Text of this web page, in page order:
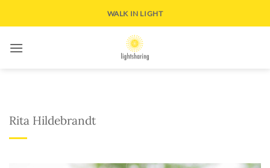
WALK IN LIGHT
Rita Hildebrandt